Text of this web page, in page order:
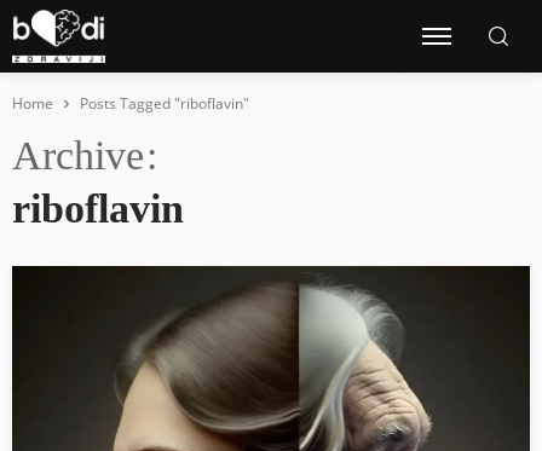
Home Posts Tagged "riboflavin"
Archive
riboflavin